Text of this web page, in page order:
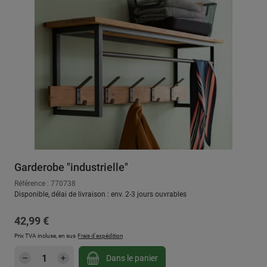
Garderobe "industrielle"
Référence : 770738
Disponible, délai de livraison : env. 2-3 jours ouvrables
Prix régulier :
42,99 €
Prix TVA incluse, en sus Frais d'expédition
Quantité de produit : Entrez la quantité
Dans le panier